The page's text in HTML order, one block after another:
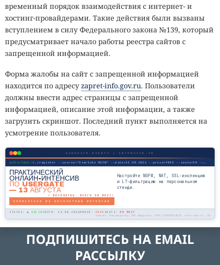
временный порядок взаимодействия с интернет- и
хостинг-провайдерами. Такие действия были вызваны
вступлением в силу Федерального закона №139, который
предусматривает начало работы реестра сайтов с
запрещенной информацией.
Форма жалобы на сайт с запрещенной информацией
находится по адресуzapret-info.gov.ru. Пользователи
должны ввести адрес страницы с запрещенной
информацией, описание этой информации, а также
загрузить скриншот. Последний пункт выполняется на
усмотрение пользователя.
USERGATE-EVENTS / INTENSIVE.SH
infra-tech:~$ ./register --course="UserGate NGFW" --date=13.08.2026 --price=FREE --seats=50 --mode=online
ПРАКТИЧЕСКИЙ
ОНЛАЙН-ИНТЕНСИВ
ПО USERGATE
— 13 АВГУСТА
Настройте NGFW, NAT, SSL-инспекцию
и L7-фильтрацию на персональном
стенде.
⚡ БЕСПЛАТНО. ВСЕГО 50 МЕСТ!
ЗАПИСАТЬСЯ НА БЕСПЛАТНЫЙ ИНТЕНСИВ
STATUS: ● ONLINE DATE: 13.08.2026 PRICE: FREE SEATS: 50 МЕСТ
Реклама. Рекламодатель: ООО «Инфратех», ОГРН 1195081048073, infra-tech.ru, 18+
ПОДПИШИТЕСЬ НА EMAIL
РАССЫЛКУ